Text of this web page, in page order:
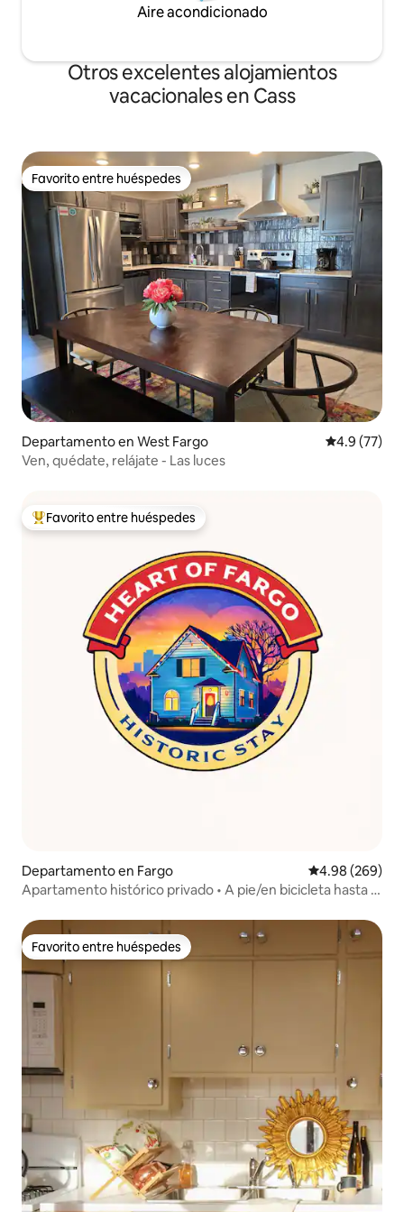
Aire acondicionado
Otros excelentes alojamientos
vacacionales en Cass
Favorito entre huéspedes
Favorito entre huéspedes
Departamento en West Fargo Calificación
4.9 (77)
Ven, quédate, relájate - Las luces
De los mejores en Favorito entre huéspedes
Favorito entre huéspedes
Departamento en Fargo Calificación
4.98 (269)
Apartamento histórico privado • A pie/en bicicleta hasta el
Favorito entre huéspedes
Favorito entre huéspedes